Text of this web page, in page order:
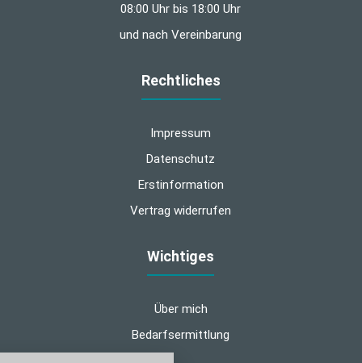
08:00 Uhr bis 18:00 Uhr
und nach Vereinbarung
Rechtliches
Impressum
Datenschutz
Erstinformation
Vertrag widerrufen
Wichtiges
Über mich
Bedarfsermittlung